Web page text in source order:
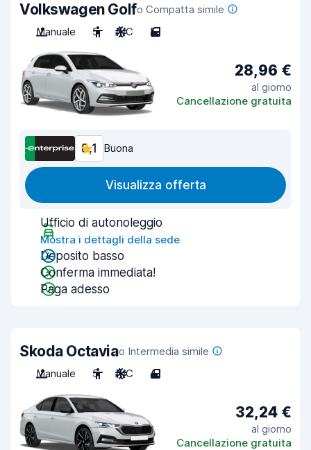
Volkswagen Golfo Compatta simile
Manuale
5 A/C 5
28,96 €
al giorno
Cancellazione gratuita
8,1 Buona
Visualizza offerta
Ufficio di autonoleggio
Mostra i dettagli della sede
Deposito basso
Conferma immediata!
Paga adesso
Skoda Octaviao Intermedia simile
Manuale
5 A/C 4
32,24 €
al giorno
Cancellazione gratuita